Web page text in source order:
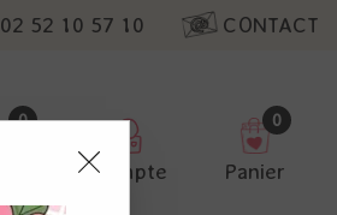
02 52 10 57 10 CONTACT
0
Compte
0
Panier